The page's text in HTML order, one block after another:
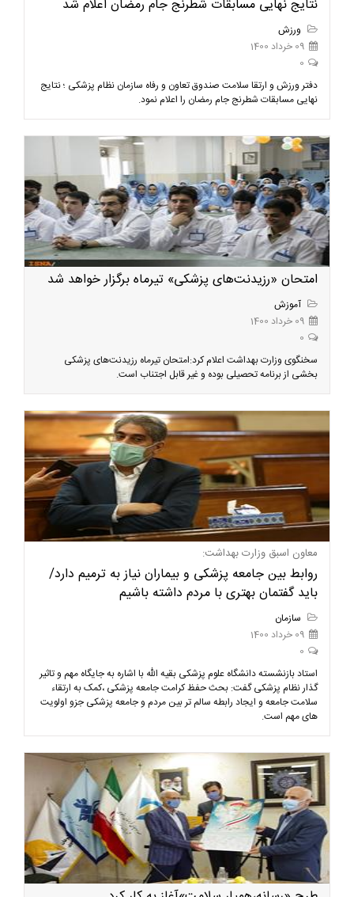
نتایج نهایی مسابقات شطرنج جام رمضان اعلام شد
ورزش
09 خرداد 1400
0
دفتر ورزش و ارتقا سلامت صندوق تعاون و رفاه سازمان نظام پزشکی ؛ نتایج
نهایی مسابقات شطرنج جام رمضان را اعلام نمود.
امتحان «رزیدنت‌های پزشکی» تیرماه برگزار خواهد شد
آموزش
09 خرداد 1400
0
سخنگوی وزارت بهداشت اعلام کرد:امتحان تیرماه رزیدنت‌های پزشکی
بخشی از برنامه تحصیلی بوده و غیر قابل اجتناب است.
معاون اسبق وزارت بهداشت:
روابط بین جامعه پزشکی و بیماران نیاز به ترمیم دارد/
باید گفتمان بهتری با مردم داشته باشیم
سازمان
09 خرداد 1400
0
استاد بازنشسته دانشگاه علوم پزشکی بقیه الله با اشاره به جایگاه مهم و تاثیر
گذار نظام پزشکی گفت: بحث حفظ کرامت جامعه پزشکی ،کمک به ارتقاء
سلامت جامعه و ایجاد رابطه سالم تر بین مردم و جامعه پزشکی جزو اولویت
های مهم است.